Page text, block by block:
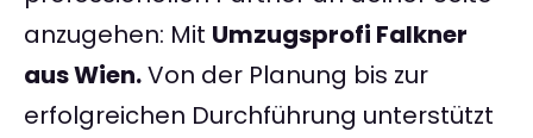
anzugehen: Mit Umzugsprofi Falkner
aus Wien.Von der Planung bis zur
erfolgreichen Durchführung unterstützt